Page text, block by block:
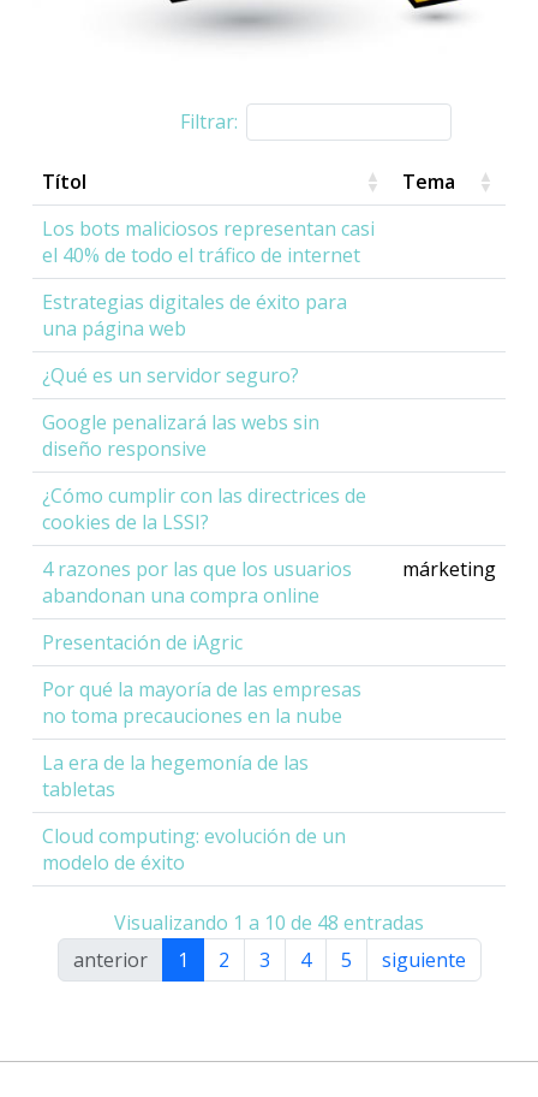
Filtrar:
Títol
Tema
Los bots maliciosos representan casi
el 40% de todo el tráfico de internet
Estrategias digitales de éxito para
una página web
¿Qué es un servidor seguro?
Google penalizará las webs sin
diseño responsive
¿Cómo cumplir con las directrices de
cookies de la LSSI?
4 razones por las que los usuarios
abandonan una compra online
márketing
Presentación de iAgric
Por qué la mayoría de las empresas
no toma precauciones en la nube
La era de la hegemonía de las
tabletas
Cloud computing: evolución de un
modelo de éxito
Visualizando 1 a 10 de 48 entradas
anterior
1 2 3 4 5 siguiente